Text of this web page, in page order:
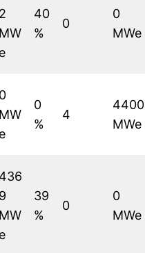
2
MW
e
40
%
0
0
MWe
0
MW
e
0
%
4
4400
MWe
436
9
MW
e
39
%
0
0
MWe